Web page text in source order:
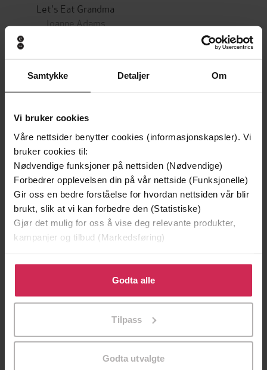
Samtykke Detaljer Om
Vi bruker cookies
Våre nettsider benytter cookies (informasjonskapsler). Vi
bruker cookies til:
Nødvendige funksjoner på nettsiden (Nødvendige)
Forbedrer opplevelsen din på vår nettside (Funksjonelle)
Gir oss en bedre forståelse for hvordan nettsiden vår blir
brukt, slik at vi kan forbedre den (Statistiske)
Gjør det mulig for oss å vise deg relevante produkter,
kampanjer og tilbud (Markedsføring)
Klikk på «Godta alle» for å gi oss ditt samtykke til å
bruke cookies for alle disse formålene. Du kan også
tilpasse ditt samtykke til spesifikke formål ved å klikke
Godta alle
Tilpass
Godta utvalgte
Let's Eat Grandma
Joanne Adams
Andre har også kjøpt
Premium
Vinner av Rivertonprisen
Jo Nesbø
Premium
Jørn Lier Horst